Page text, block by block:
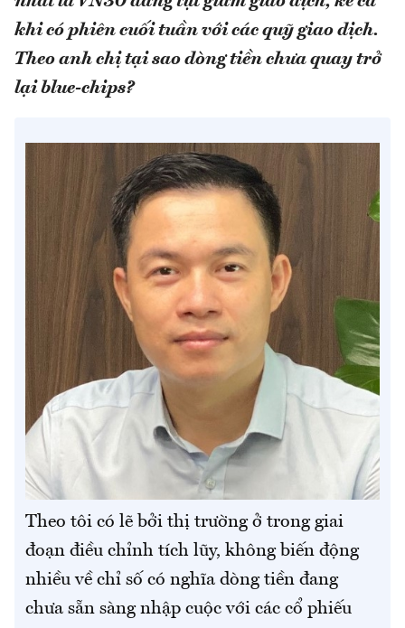
khi có phiên cuối tuần với các quỹ giao dịch.
Theo anh chị tại sao dòng tiền chưa quay trở
lại blue-chips?
Theo tôi có lẽ bởi thị trường ở trong giai
đoạn điều chỉnh tích lũy, không biến động
nhiều về chỉ số có nghĩa dòng tiền đang
chưa sẵn sàng nhập cuộc với các cổ phiếu